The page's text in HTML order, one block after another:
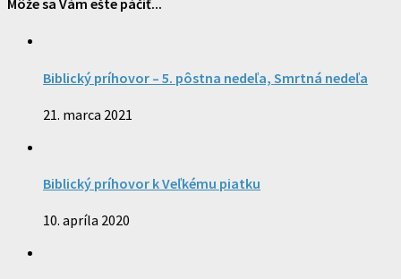
Môže sa Vám ešte páčiť...
Biblický príhovor – 5. pôstna nedeľa, Smrtná nedeľa
21. marca 2021
Biblický príhovor k Veľkému piatku
10. apríla 2020